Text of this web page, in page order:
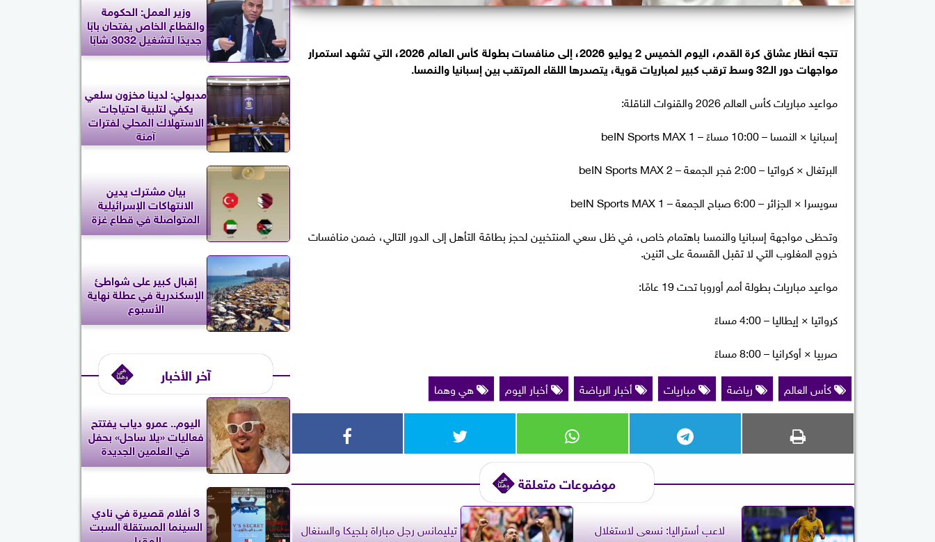
تتجه أنظار عشاق كرة القدم، اليوم الخميس 2 يوليو 2026، إلى منافسات بطولة كأس العالم 2026، التي تشهد استمرار
مواجهات دور الـ32 وسط ترقب كبير لمباريات قوية، يتصدرها اللقاء المرتقب بين إسبانيا والنمسا.
مواعيد مباريات كأس العالم 2026 والقنوات الناقلة:
إسبانيا × النمسا – 10:00 مساءً – beIN Sports MAX 1
البرتغال × كرواتيا – 2:00 فجر الجمعة – beIN Sports MAX 2
سويسرا × الجزائر – 6:00 صباح الجمعة – beIN Sports MAX 1
وتحظى مواجهة إسبانيا والنمسا باهتمام خاص، في ظل سعي المنتخبين لحجز بطاقة التأهل إلى الدور التالي، ضمن منافسات
خروج المغلوب التي لا تقبل القسمة على اثنين.
مواعيد مباريات بطولة أمم أوروبا تحت 19 عامًا:
كرواتيا × إيطاليا – 4:00 مساءً
صربيا × أوكرانيا – 8:00 مساءً
كأس العالم
رياضة مباريات أخبار الرياضة أخبار اليوم هي وهما
موضوعات متعلقة
لاعب أستراليا: نسعى لاستغلال
تيليمانس رجل مباراة بلجيكا والسنغال
وزير العمل: الحكومة
والقطاع الخاص يفتحان بابًا
جديدًا لتشغيل 3032 شابًا
مدبولي: لدينا مخزون سلعي
يكفي لتلبية احتياجات
الاستهلاك المحلي لفترات
آمنة
بيان مشترك يدين
الانتهاكات الإسرائيلية
المتواصلة في قطاع غزة
إقبال كبير على شواطئ
الإسكندرية في عطلة نهاية
الأسبوع
آخر الأخبار
اليوم.. عمرو دياب يفتتح
فعاليات «يلا ساحل» بحفل
في العلمين الجديدة
3 أفلام قصيرة في نادي
السينما المستقلة السبت